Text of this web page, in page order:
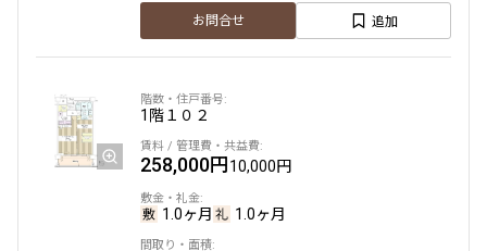
お問合せ 追加
1階１０２
258,000円10,000円
1.0ヶ月 1.0ヶ月